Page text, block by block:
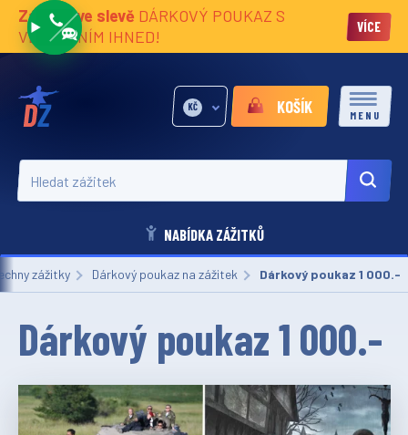
Zážitky ve slevě DÁRKOVÝ POUKAZ S
VĚNOVÁNÍM IHNED!
VÍCE
KČ KOŠÍK MENU
Hledat zážitek
NABÍDKA ZÁŽITKŮ
zážitky Dárkový poukaz na zážitek Aktuální:
Dárkový poukaz 1 000.-
Dárkový poukaz 1 000.-